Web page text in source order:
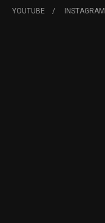
YOUTUBE
INSTAGRAM